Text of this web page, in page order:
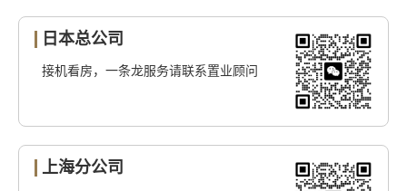
日本总公司
接机看房，一条龙服务请联系置业顾问
上海分公司